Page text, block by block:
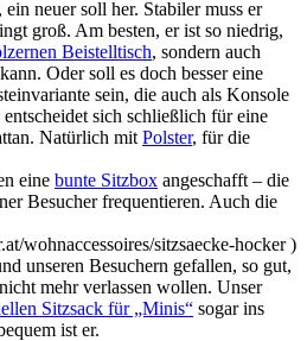
neuer soll her. Stabiler muss er
groß. Am besten, er ist so niedrig,
Beistelltisch, sondern auch
Oder soll es doch besser eine
sein, die auch als Konsole
sich schließlich für eine
Natürlich mit Polster, für die
eine bunte Sitzbox angeschafft – die
Besucher frequentieren. Auch die
wohnaccessoires/sitzsaecke-hocker )
unseren Besuchern gefallen, so gut,
mehr verlassen wollen. Unser
Sitzsack für „Minis“ sogar ins
ist er.